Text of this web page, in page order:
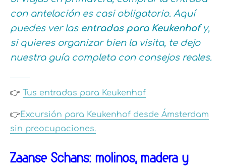
con antelación es casi obligatorio. Aquí
puedes ver las entradas para Keukenhofy,
si quieres organizar bien la visita, te dejo
nuestra guía completa con consejos reales.
👉 Tus entradas para Keukenhof
👉Excursión para Keukenhof desde Ámsterdam
sin preocupaciones.
Zaanse Schans: molinos, madera y